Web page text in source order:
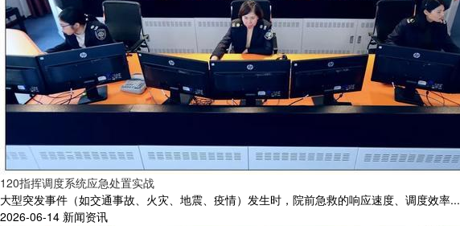
120指挥调度系统应急处置实战
大型突发事件（如交通事故、火灾、地震、疫情）发生时，院前急救的响应速度、调度效率...
2026-06-14 新闻资讯